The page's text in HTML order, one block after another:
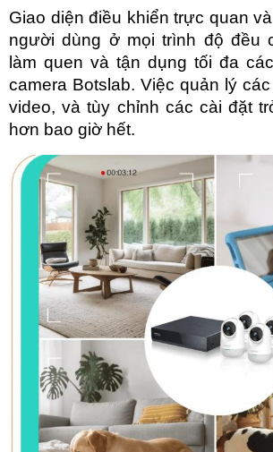
Giao diện điều khiển trực quan
người dùng ở mọi trình độ đều
làm quen và tận dụng tối đa
camera Botslab. Việc quản lý
video, và tùy chỉnh các cài đặt
hơn bao giờ hết.